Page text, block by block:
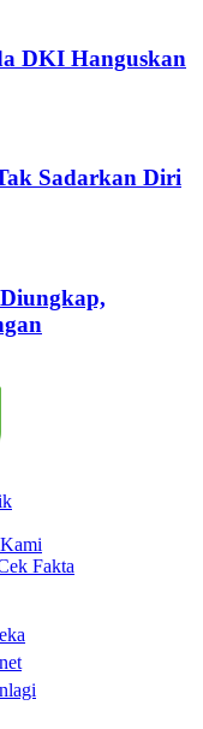
DKI Hanguskan
Sadarkan Diri
Fakta